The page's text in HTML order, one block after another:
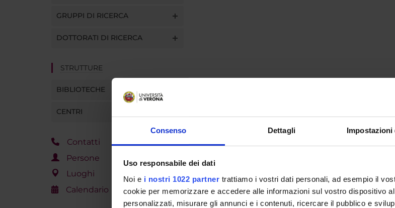
Consenso Dettagli
Uso responsabile dei dati
Noi e i nostri 1022 partner trattiamo i vostri dati personali, ad esempio il
cookie per memorizzare e accedere alle informazioni sul vostro dispositivo
personalizzati, misurare gli annunci e i contenuti, ricercare il pubblico e
GRUPPI DI RICERCA
DOTTORATI DI RICERCA
STRUTTURE
BIBLIOTECHE
CENTRI
Contatti
Persone
Luoghi
Calendario